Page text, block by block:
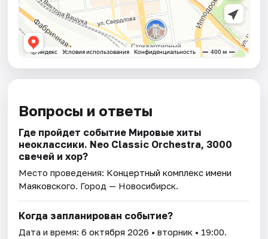
Вопросы и ответы
Где пройдет событие Мировые хиты
неоклассики. Neo Classic Orchestra, 3000
свечей и хор?
Место проведения: Концертный комплекс имени
Маяковского. Город — Новосибирск.
Когда запланирован событие?
Дата и время:6 октября 2026 • вторник • 19:00.